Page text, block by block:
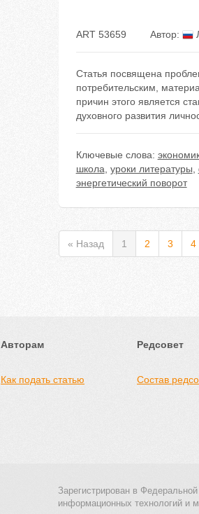
ART 53659 Автор:
Статья посвящена
потребительским,
причин этого является
духовного развития
Ключевые слова:
школа уроки литературы
энергетический поворот
« Назад 1 2 3 4
Авторам
Как подать статью
Редсовет
Состав
Зарегистрирован в
информационных технологий и